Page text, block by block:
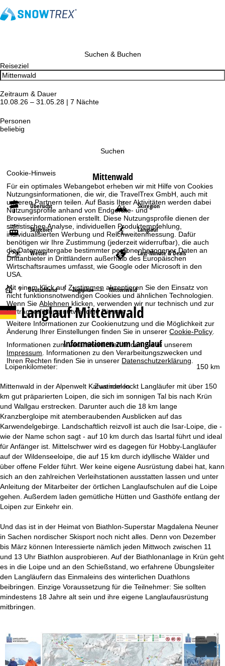
Cookie-Hinweis
Für ein optimales Webangebot erheben wir mit Hilfe von Cookies
Nutzungsinformationen, die wir, die TravelTrex GmbH, auch mit
unseren Partnern teilen. Auf Basis Ihrer Aktivitäten werden dabei
Nutzungsprofile anhand von Endgeräte- und
Browserinformationen erstellt. Diese Nutzungsprofile dienen der
statistischen Analyse, individuellen Produktempfehlung,
individualisierten Werbung und Reichweitenmessung. Dafür
benötigen wir Ihre Zustimmung (jederzeit widerrufbar), die auch
die Datenweitergabe bestimmter personenbezogener Daten an
Drittanbieter in Drittländern außerhalb des Europäischen
Wirtschaftsraumes umfasst, wie Google oder Microsoft in den
USA.
Mit einem Klick aufZustimmen akzeptieren Sie den Einsatz von
nicht funktionsnotwendigen Cookies und ähnlichen Technologien.
Wenn SieAblehnen klicken, verwenden wir nur technisch und zur
Vertragserfüllung notwendige Dienste.
Weitere Informationen zur Cookienutzung und die Möglichkeit zur
Änderung Ihrer Einstellungen finden Sie in unsererCookie-Policy.
Informationen zum Verantwortlichen finden Sie in unserem
Impressum. Informationen zu den Verarbeitungszwecken und
Ihren Rechten finden Sie in unserer Datenschutzerklärung.
Zustimmen
Suchen & Buchen
Reiseziel
Zeitraum & Dauer
10.08.26 – 31.05.28 | 7 Nächte
Personen
beliebig
Suchen
Mittenwald
Übersicht Skiregion
Skigebiet Langlauf
Wetter Last-Minute & Deals
S
t
a
r
t
e
i
t
e
Deutschland Zugspitze Mittenwald
Langlauf Mittenwald
Informationen zum Langlauf
150 km
Loipenkilometer:
Mittenwald in der Alpenwelt Karwendel lockt Langläufer mit über 150
km gut präparierten Loipen, die sich im sonnigen Tal bis nach Krün
und Wallgau erstrecken. Darunter auch die 18 km lange
Kranzbergloipe mit atemberaubenden Ausblicken auf das
Karwendelgebirge. Landschaftlich reizvoll ist auch die Isar-Loipe, die -
wie der Name schon sagt - auf 10 km durch das Isartal führt und ideal
für Anfänger ist. Mittelschwer wird es dagegen für Hobby-Langläufer
auf der Wildenseeloipe, die auf 15 km durch idyllische Wälder und
über offene Felder führt. Wer keine eigene Ausrüstung dabei hat, kann
sich an den zahlreichen Verleihstationen ausstatten lassen und unter
Anleitung der Mitarbeiter der örtlichen Langlaufschulen auf die Loipe
gehen. Außerdem laden gemütliche Hütten und Gasthöfe entlang der
Loipen zur Einkehr ein.
Und das ist in der Heimat von Biathlon-Superstar Magdalena Neuner
in Sachen nordischer Skisport noch nicht alles. Denn von Dezember
bis März können Interessierte nämlich jeden Mittwoch zwischen 11
und 13 Uhr Biathlon ausprobieren. Auf der Biathlonanlage in Krün geht
es in die Loipe und an den Schießstand, wo erfahrene Übungsleiter
den Langläufern das Einmaleins des winterlichen Duathlons
beibringen. Einzige Voraussetzung für die Teilnehmer: Sie sollten
mindestens 18 Jahre alt sein und ihre eigene Langlaufausrüstung
mitbringen.